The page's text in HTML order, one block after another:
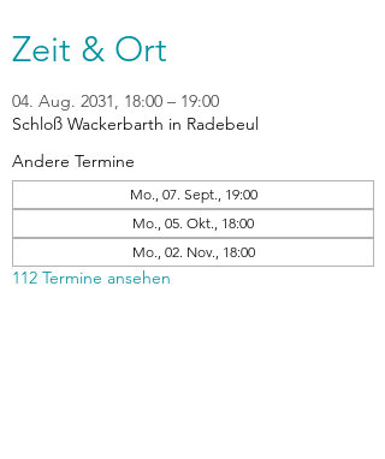
Zeit & Ort
04. Aug. 2031, 18:00 – 19:00
Schloß Wackerbarth in Radebeul
Andere Termine
Mo., 07. Sept., 19:00
Mo., 05. Okt., 18:00
Mo., 02. Nov., 18:00
112 Termine ansehen